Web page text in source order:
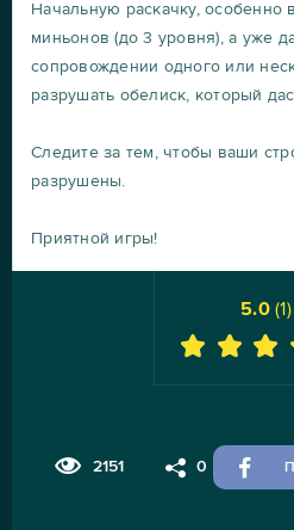
Начальную раскачку, особенно
миньонов (до 3 уровня), а уже
сопровождении одного или
разрушать обелиск, который
Следите за тем, чтобы ваши
разрушены.
Приятной игры!
2151 0
5.0(1)